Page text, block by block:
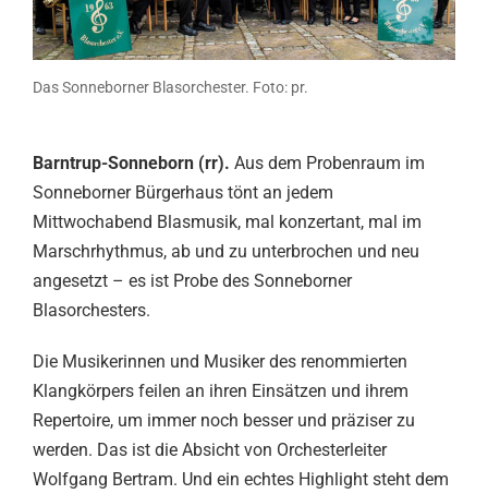
Das Sonneborner Blasorchester. Foto: pr.
Barntrup-Sonneborn (rr). Aus dem Probenraum im
Sonneborner Bürgerhaus tönt an jedem
Mittwochabend Blasmusik, mal konzertant, mal im
Marschrhythmus, ab und zu unterbrochen und neu
angesetzt – es ist Probe des Sonneborner
Blasorchesters.
Die Musikerinnen und Musiker des renommierten
Klangkörpers feilen an ihren Einsätzen und ihrem
Repertoire, um immer noch besser und präziser zu
werden. Das ist die Absicht von Orchesterleiter
Wolfgang Bertram. Und ein echtes Highlight steht dem